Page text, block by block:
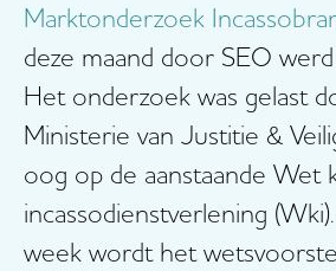
Marktonderzoek
deze maand door SEO
Het onderzoek was gelast
Ministerie van Justitie &
oog op de aanstaande Wet
incassodienstverlening
week wordt het